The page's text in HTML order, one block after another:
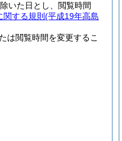
いた日とし、閲覧時間
する規則 (平成19年高島
は閲覧時間を変更するこ